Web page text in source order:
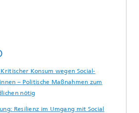
Konsum wegen Social-
– Politische Maßnahmen zum
nötig
Resilienz im Umgang mit Social